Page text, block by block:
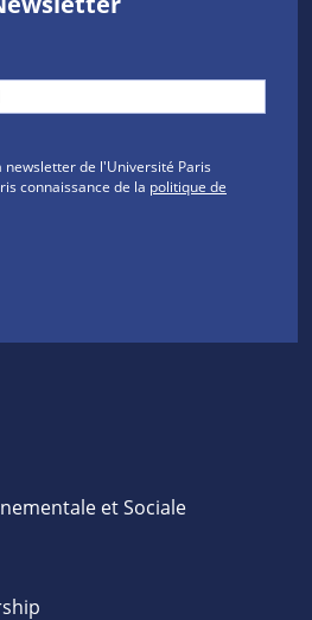
newsletter de l'Université Paris
connaissance de la politique de
et Sociale